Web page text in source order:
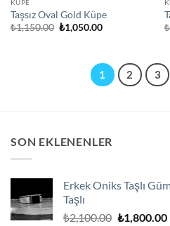
KÜPE
Taşsız Oval Gold Küpe
₺1,150.00 Orijinal
fiyat:
₺1,050.00Şu
₺
1 2 3
SON EKLENENLER
Erkek Oniks Taşlı
Taşlı
₺2,100.00 Orijinal
₺1,800.00